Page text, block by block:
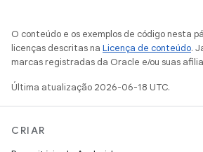
O conteúdo e os exemplos de código nesta
licenças descritas na Licença de conteúdo.
marcas registradas da Oracle e/ou suas
Última atualização 2026-06-18 UTC.
CRIAR